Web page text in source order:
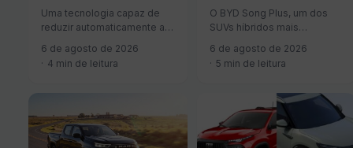
Uma tecnologia capaz de
reduzir automaticamente a
que ultrapassarem os limites
da via está sendo…
6 de agosto de 2026
4 min de leitura
O BYD Song Plus, um dos
SUVs híbridos mais
no Brasil, pode estar com…
6 de agosto de 2026
5 min de leitura